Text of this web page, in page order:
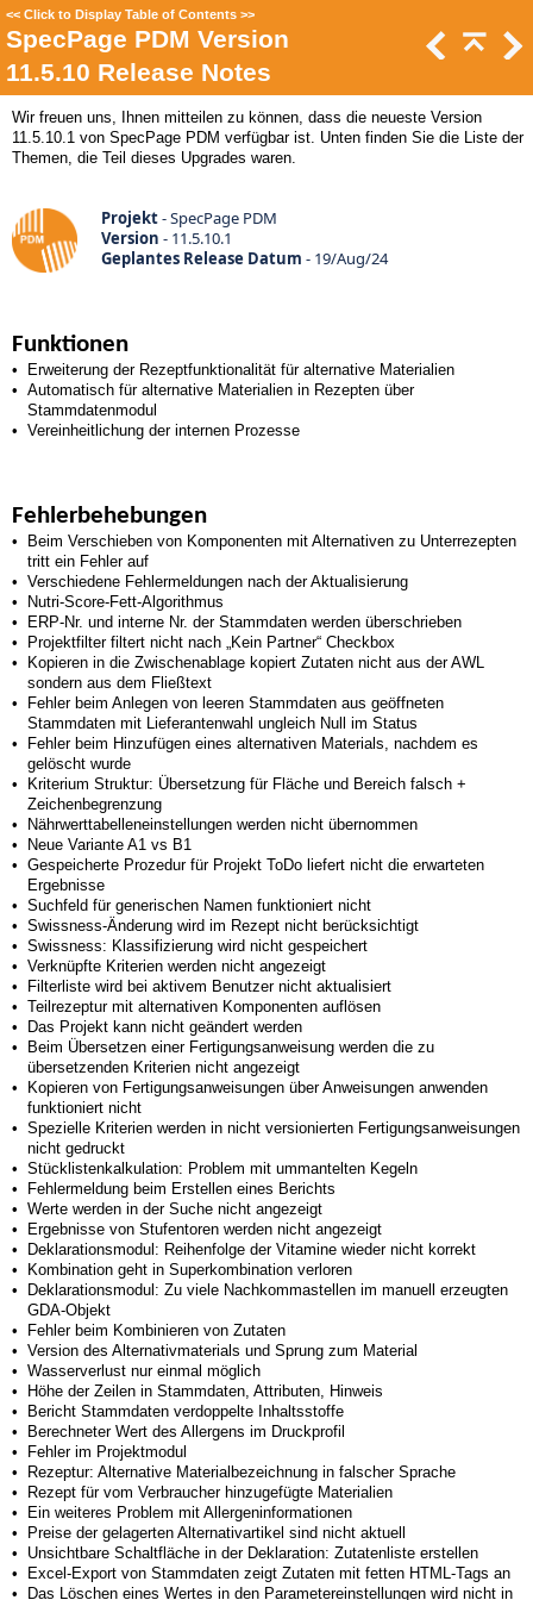
<< Click to Display Table of Contents >>
SpecPage PDM Version
11.5.10 Release Notes
Wir freuen uns, Ihnen mitteilen zu können, dass die neueste Version
11.5.10.1 von SpecPage PDM verfügbar ist. Unten finden Sie die Liste der
Themen, die Teil dieses Upgrades waren.
Projekt- SpecPage PDM
Version - 11.5.10.1
Geplantes Release Datum - 19/Aug/24
Funktionen
•
Erweiterung der Rezeptfunktionalität für alternative Materialien
• Automatisch für alternative Materialien in Rezepten über
Stammdatenmodul
• Vereinheitlichung der internen Prozesse
Fehlerbehebungen
•
Beim Verschieben von Komponenten mit Alternativen zu Unterrezepten
tritt ein Fehler auf
• Verschiedene Fehlermeldungen nach der Aktualisierung
•
Nutri-Score-Fett-Algorithmus
•
ERP-Nr. und interne Nr. der Stammdaten werden überschrieben
•
Projektfilter filtert nicht nach „Kein Partner“ Checkbox
•
Kopieren in die Zwischenablage kopiert Zutaten nicht aus der AWL
sondern aus dem Fließtext
•
Fehler beim Anlegen von leeren Stammdaten aus geöffneten
Stammdaten mit Lieferantenwahl ungleich Null im Status
•
Fehler beim Hinzufügen eines alternativen Materials, nachdem es
gelöscht wurde
•
Kriterium Struktur: Übersetzung für Fläche und Bereich falsch +
Zeichenbegrenzung
•
Nährwerttabelleneinstellungen werden nicht übernommen
•
Neue Variante A1 vs B1
• Gespeicherte Prozedur für Projekt ToDo liefert nicht die erwarteten
Ergebnisse
• Suchfeld für generischen Namen funktioniert nicht
• Swissness-Änderung wird im Rezept nicht berücksichtigt
• Swissness: Klassifizierung wird nicht gespeichert
• Verknüpfte Kriterien werden nicht angezeigt
•
Filterliste wird bei aktivem Benutzer nicht aktualisiert
• Teilrezeptur mit alternativen Komponenten auflösen
•
Das Projekt kann nicht geändert werden
•
Beim Übersetzen einer Fertigungsanweisung werden die zu
übersetzenden Kriterien nicht angezeigt
•
Kopieren von Fertigungsanweisungen über Anweisungen anwenden
funktioniert nicht
• Spezielle Kriterien werden in nicht versionierten Fertigungsanweisungen
nicht gedruckt
• Stücklistenkalkulation: Problem mit ummantelten Kegeln
•
Fehlermeldung beim Erstellen eines Berichts
• Werte werden in der Suche nicht angezeigt
•
Ergebnisse von Stufentoren werden nicht angezeigt
•
Deklarationsmodul: Reihenfolge der Vitamine wieder nicht korrekt
•
Kombination geht in Superkombination verloren
•
Deklarationsmodul: Zu viele Nachkommastellen im manuell erzeugten
GDA-Objekt
•
Fehler beim Kombinieren von Zutaten
• Version des Alternativmaterials und Sprung zum Material
• Wasserverlust nur einmal möglich
•
Höhe der Zeilen in Stammdaten, Attributen, Hinweis
•
Bericht Stammdaten verdoppelte Inhaltsstoffe
•
Berechneter Wert des Allergens im Druckprofil
•
Fehler im Projektmodul
•
Rezeptur: Alternative Materialbezeichnung in falscher Sprache
•
Rezept für vom Verbraucher hinzugefügte Materialien
•
Ein weiteres Problem mit Allergeninformationen
•
Preise der gelagerten Alternativartikel sind nicht aktuell
•
Unsichtbare Schaltfläche in der Deklaration: Zutatenliste erstellen
•
Excel-Export von Stammdaten zeigt Zutaten mit fetten HTML-Tags an
•
Das Löschen eines Wertes in den Parametereinstellungen wird nicht in